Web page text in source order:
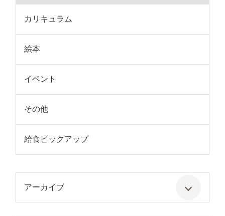
カリキュラム
絵本
イベント
その他
給食ピックアップ
アーカイブ